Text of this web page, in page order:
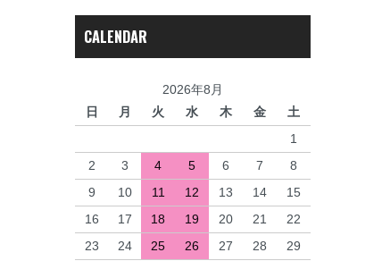
CALENDAR
2026年8月
日
月 火 水 木 金
土
1
2
3 4 5 6 7
8
9
10 11 12 13 14
15
16
17 18 19 20 21
22
23
24 25 26 27 28
29